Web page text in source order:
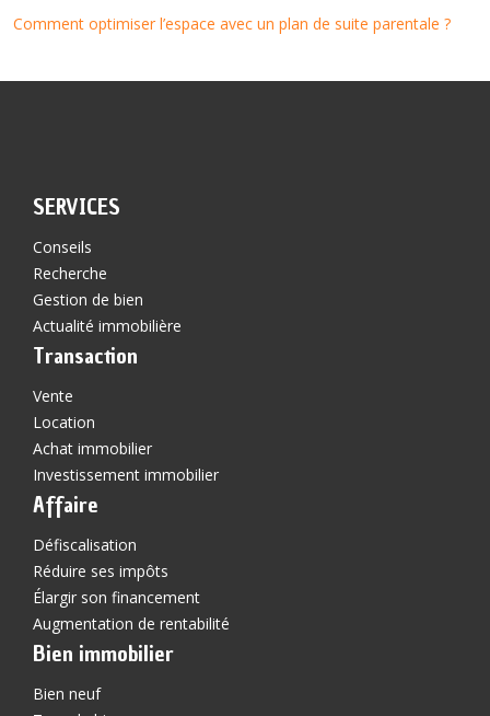
Comment optimiser l’espace avec un plan de suite parentale ?
SERVICES
Conseils
Recherche
Gestion de bien
Actualité immobilière
Transaction
Vente
Location
Achat immobilier
Investissement immobilier
Affaire
Défiscalisation
Réduire ses impôts
Élargir son financement
Augmentation de rentabilité
Bien immobilier
Bien neuf